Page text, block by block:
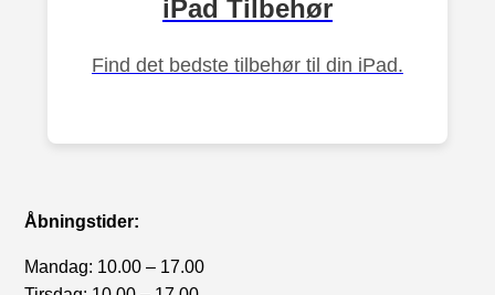
iPad Tilbehør
Find det bedste tilbehør til din iPad.
Åbningstider:
Mandag: 10.00 – 17.00